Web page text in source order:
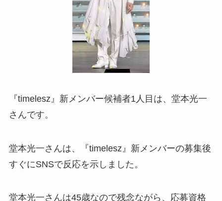
『timelesz』新メンバー候補者1人目は、堂本光一
さんです。
堂本光一さんは、『timelesz』新メンバーの募集後
すぐにSNSで反応を示しました。
堂本光一さんは45歳なので残念ながら、応募資格